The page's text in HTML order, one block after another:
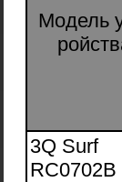
Мо­дель
3Q Surf
RC0702B